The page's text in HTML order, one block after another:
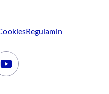
Regulamin
Youtube